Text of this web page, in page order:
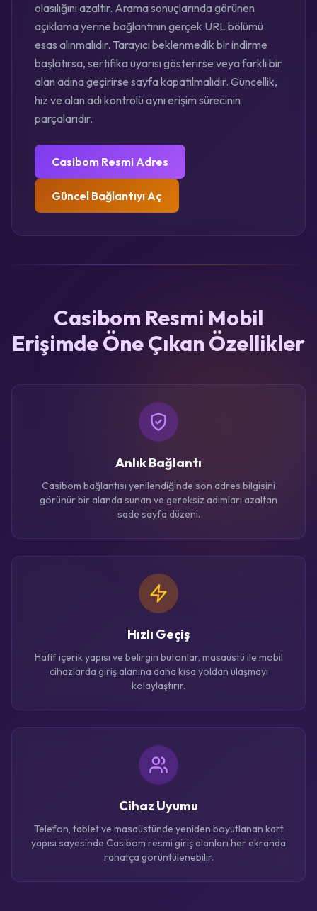
olasılığını azaltır. Arama sonuçlarında görünen
açıklama yerine bağlantının gerçek URL bölümü
esas alınmalıdır. Tarayıcı beklenmedik bir indirme
başlatırsa, sertifika uyarısı gösterirse veya farklı bir
alan adına geçirirse sayfa kapatılmalıdır. Güncellik,
hız ve alan adı kontrolü aynı erişim sürecinin
parçalarıdır.
Casibom Resmi Adres
Güncel Bağlantıyı Aç
Casibom Resmi Mobil
Erişimde Öne Çıkan Özellikler
Anlık Bağlantı
Casibom bağlantısı yenilendiğinde son adres bilgisini
görünür bir alanda sunan ve gereksiz adımları azaltan
sade sayfa düzeni.
Hızlı Geçiş
Hafif içerik yapısı ve belirgin butonlar, masaüstü ile mobil
cihazlarda giriş alanına daha kısa yoldan ulaşmayı
kolaylaştırır.
Cihaz Uyumu
Telefon, tablet ve masaüstünde yeniden boyutlanan kart
yapısı sayesinde Casibom resmi giriş alanları her ekranda
rahatça görüntülenebilir.